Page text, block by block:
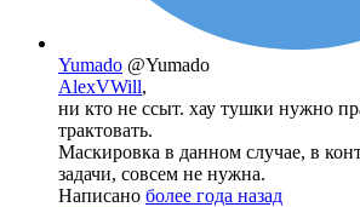
Yumado @Yumado
AlexVWill,
ни кто не ссыт. хау тушки нужно
трактовать.
Маскировка в данном случае, в
задачи, совсем не нужна.
Написано более года назад